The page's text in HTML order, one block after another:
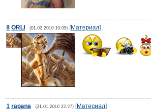
8 ORLI (01.02.2010 10:05) [Материал]
1 rapana (21.01.2010 22:27) [Материал]